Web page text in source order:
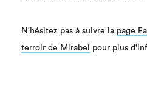
N'hésitez pas à suivre la page
terroir de Mirabel pour plus